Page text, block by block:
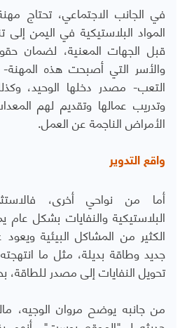
في الجانب الاجتماعي، تحتاج
المواد البلاستيكية في اليمن
قبل الجهات المعنية، لضمان
والأسر التي أصبحت هذه
التعب- مصدر دخلها الوحيد،
وتدريب عمالها وتقديم لهم
الأمراض الناجمة عن العمل.
واقع التدوير
أما من نواحي أخرى،
البلاستيكية والنفايات بشكل
الكثير من المشاكل البيئية
جديد وطاقة بديلة، مثل ما
تحويل النفايات إلى مصدر للطاقة،
من جانبه يوضح مروان الوجيه،